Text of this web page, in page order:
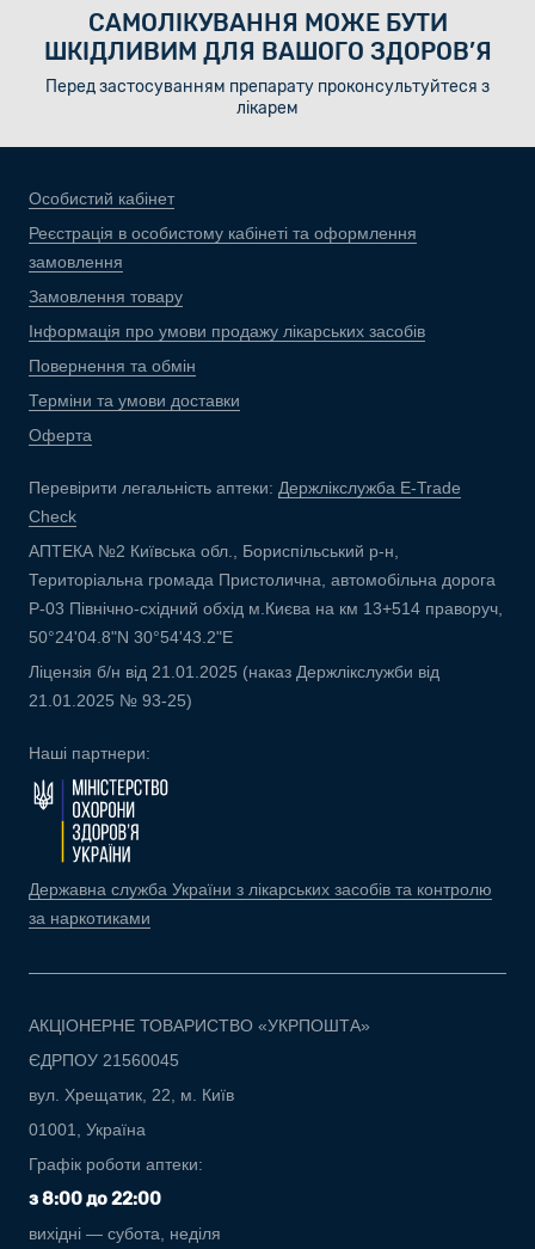
САМОЛІКУВАННЯ МОЖЕ БУТИ
ШКІДЛИВИМ ДЛЯ ВАШОГО ЗДОРОВ’Я
Перед застосуванням препарату проконсультуйтеся з
лікарем
Особистий кабінет
Реєстрація в особистому кабінеті та оформлення
замовлення
Замовлення товару
Інформація про умови продажу лікарських засобів
Повернення та обмін
Терміни та умови доставки
Оферта
Перевірити легальність аптеки: Держлікслужба E-Trade
Check
АПТЕКА №2 Київська обл., Бориспільський р-н,
Територіальна громада Пристолична, автомобільна дорога
Р-03 Північно-східний обхід м.Києва на км 13+514 праворуч,
50°24'04.8"N 30°54'43.2"E
Ліцензія б/н від 21.01.2025 (наказ Держлікслужби від
21.01.2025 № 93-25)
Наші партнери:
Державна служба України з лікарських засобів та контролю
за наркотиками
АКЦІОНЕРНЕ ТОВАРИСТВО «УКРПОШТА»
ЄДРПОУ 21560045
вул. Хрещатик, 22, м. Київ
01001, Україна
Графік роботи аптеки:
з 8:00 до 22:00
вихідні — субота, неділя